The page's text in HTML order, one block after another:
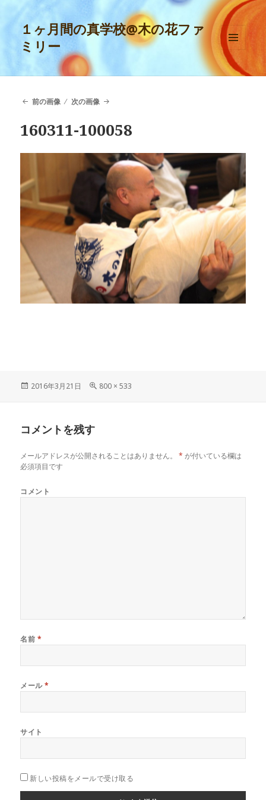
１ヶ月間の真学校@木の花ファ
ミリー
メニュ
ーとウ
ィジェ
前の画像
次の画像
160311-100058
投
2016年3月21日
フ
800 × 533
コメントを残す
メールアドレスが公開されることはありません。 * が付いている欄は
必須項目です
コメント
名前 *
メール*
サイト
新しい投稿をメールで受け取る